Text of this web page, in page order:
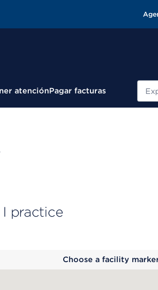
atenciónPagar facturas
practice
Choose a facility